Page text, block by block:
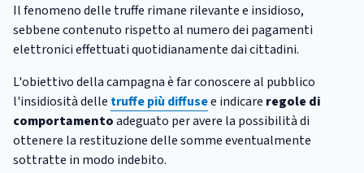
Il fenomeno delle truffe rimane rilevante e insidioso,
sebbene contenuto rispetto al numero dei pagamenti
elettronici effettuati quotidianamente dai cittadini.
L'obiettivo della campagna è far conoscere al pubblico
l'insidiosità delle truffe più diffusee indicare regole di
comportamentoadeguato per avere la possibilità di
ottenere la restituzione delle somme eventualmente
sottratte in modo indebito.